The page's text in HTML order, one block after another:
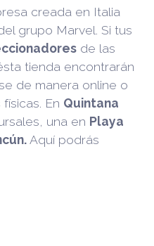
creada en Italia
grupo Marvel. Si tus
de las
tienda encontrarán
de manera online o
En Quintana
una en Playa
Aquí podrás